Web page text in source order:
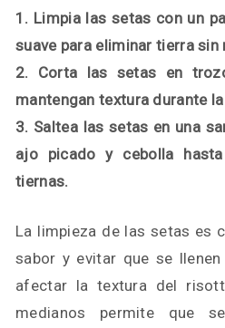
1. Limpia las setas con un
suave para eliminar tierra
2. Corta las setas en
mantengan textura durante
3. Saltea las setas en una
ajo picado y cebolla
tiernas.
La limpieza de las setas es
sabor y evitar que se
afectar la textura del
medianos permite que